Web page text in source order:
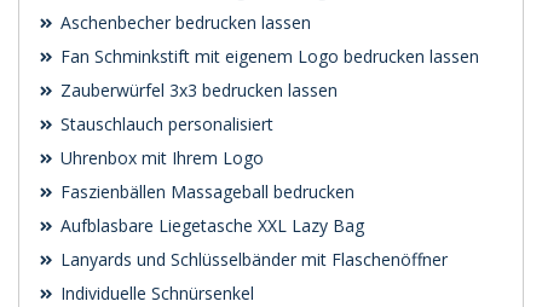
Aschenbecher bedrucken lassen
Fan Schminkstift mit eigenem Logo bedrucken lassen
Zauberwürfel 3x3 bedrucken lassen
Stauschlauch personalisiert
Uhrenbox mit Ihrem Logo
Faszienbällen Massageball bedrucken
Aufblasbare Liegetasche XXL Lazy Bag
Lanyards und Schlüsselbänder mit Flaschenöffner
Individuelle Schnürsenkel